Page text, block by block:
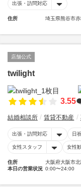
出張・訪問対応
住所 埼玉県熊谷市
店舗公式
twilight
3.55
結婚相談所 賃貸不動産
出張・訪問対応 日
女性スタッフ 女性
住所
大阪府大阪市
本日の営業状況 0:00〜24:00